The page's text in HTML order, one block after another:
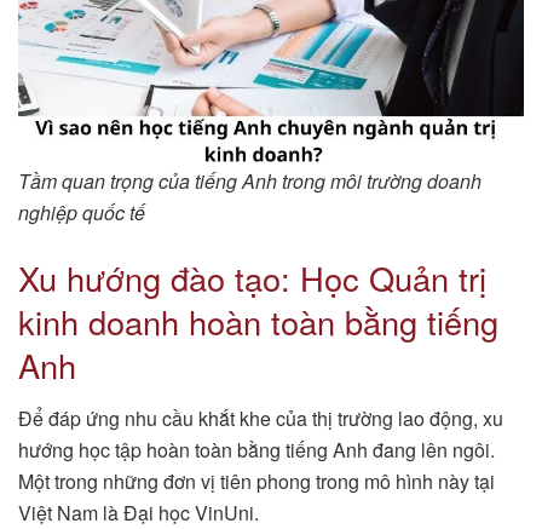
Tầm quan trọng của tiếng Anh trong môi trường doanh
nghiệp quốc tế
Xu hướng đào tạo: Học Quản trị
kinh doanh hoàn toàn bằng tiếng
Anh
Để đáp ứng nhu cầu khắt khe của thị trường lao động, xu
hướng học tập hoàn toàn bằng tiếng Anh đang lên ngôi.
Một trong những đơn vị tiên phong trong mô hình này tại
Việt Nam là Đại học VinUni.